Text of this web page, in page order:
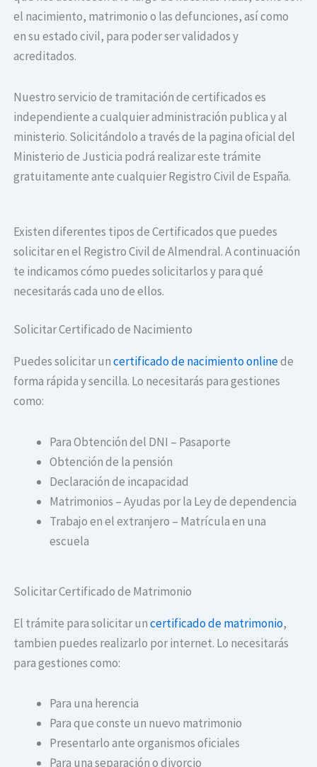
el nacimiento, matrimonio o las defunciones, así como
en su estado civil, para poder ser validados y
acreditados.
Nuestro servicio de tramitación de certificados es
independiente a cualquier administración publica y al
ministerio. Solicitándolo a través de la pagina oficial del
Ministerio de Justicia podrá realizar este trámite
gratuitamente ante cualquier Registro Civil de España.
Existen diferentes tipos de Certificados que puedes
solicitar en el Registro Civil de Almendral. A continuación
te indicamos cómo puedes solicitarlos y para qué
necesitarás cada uno de ellos.
Solicitar Certificado de Nacimiento
Puedes solicitar uncertificado de nacimiento onlinede
forma rápida y sencilla. Lo necesitarás para gestiones
como:
Para Obtención del DNI – Pasaporte
Obtención de la pensión
Declaración de incapacidad
Matrimonios – Ayudas por la Ley de dependencia
Trabajo en el extranjero – Matrícula en una
escuela
Solicitar Certificado de Matrimonio
El trámite para solicitar uncertificado de matrimonio,
tambien puedes realizarlo por internet. Lo necesitarás
para gestiones como:
Para una herencia
Para que conste un nuevo matrimonio
Presentarlo ante organismos oficiales
Para una separación o divorcio